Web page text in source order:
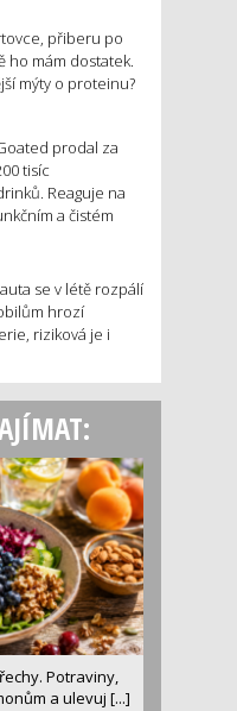
přiberu po
ho mám dostatek.
mýty o proteinu?
prodal za
tisíc
Reaguje na
a čistém
se v létě rozpálí
hrozí
riziková je i
Potraviny,
a ulevuj [...]